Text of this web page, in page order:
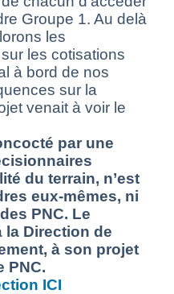
Groupe 1. Au delà
les
les cotisations
à bord de nos
sur la
venait à voir le
par une
du terrain, n’est
eux-mêmes, ni
PNC. Le
la Direction de
à son projet
PNC.
ICI